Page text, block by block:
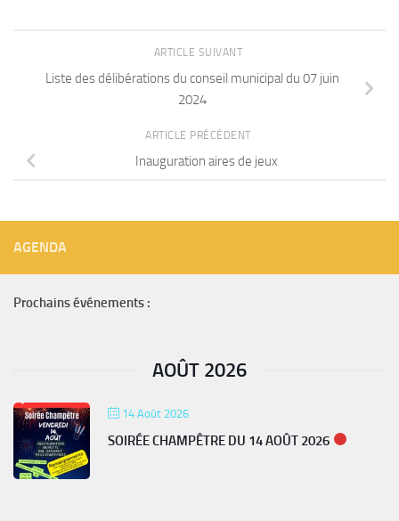
ARTICLE SUIVANT
Liste des délibérations du conseil municipal du 07 juin
2024
ARTICLE PRÉCÉDENT
Inauguration aires de jeux
AGENDA
Prochains événements :
AOÛT 2026
14 Août 2026
SOIRÉE CHAMPÊTRE DU 14 AOÛT 2026